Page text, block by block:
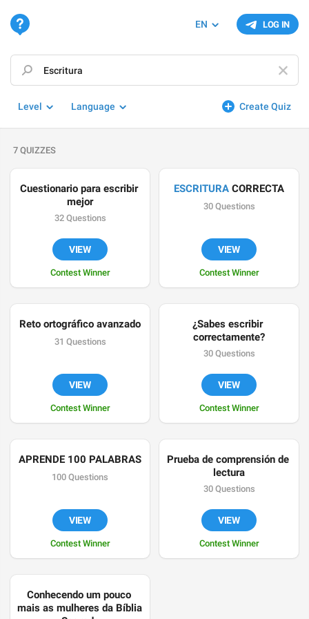
LOG IN
EN
Create Quiz
Level Language
7 QUIZZES
Cuestionario para escribir
mejor
32 Questions
VIEW
Contest Winner
ESCRITURA CORRECTA
30 Questions
VIEW
Contest Winner
Reto ortográfico avanzado
31 Questions
VIEW
Contest Winner
¿Sabes escribir
correctamente?
30 Questions
VIEW
Contest Winner
APRENDE 100 PALABRAS
100 Questions
VIEW
Contest Winner
Prueba de comprensión de
lectura
30 Questions
VIEW
Contest Winner
Conhecendo um pouco
mais as mulheres da Bíblia